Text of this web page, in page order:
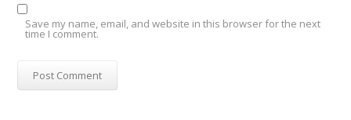
Save my name, email, and website in this browser for the next
time I comment.